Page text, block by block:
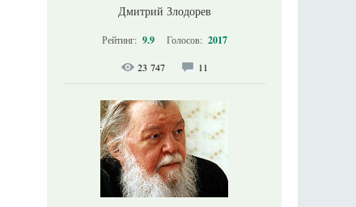
Дмитрий Злодорев
Рейтинг: 9.9 Голосов: 2017
23 747 11